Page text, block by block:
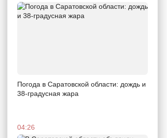
Погода в Саратовской области: дождь и
38-градусная жара
04:26